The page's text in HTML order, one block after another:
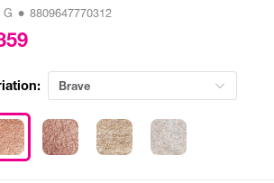
• 8809647770312
Brave